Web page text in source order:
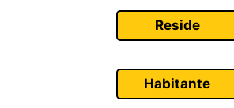
Reside
Habitante